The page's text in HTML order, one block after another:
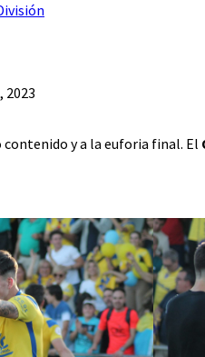
2023
y a la euforia final. El